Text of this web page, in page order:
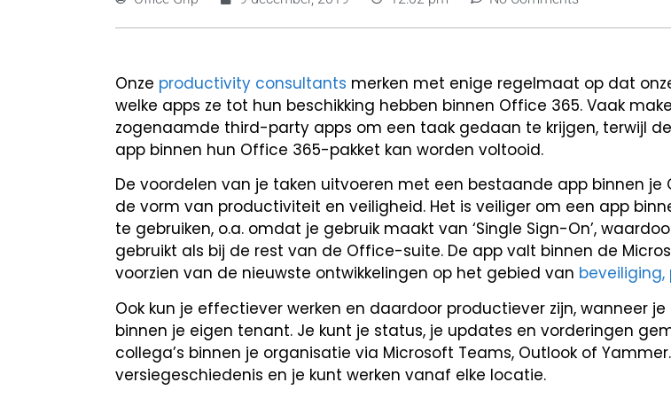
Onze productivity consultants merken met enige regelmaat op dat
welke apps ze tot hun beschikking hebben binnen Office 365. Vaak
zogenaamde third-party apps om een taak gedaan te krijgen, terwijl
app binnen hun Office 365-pakket kan worden voltooid.
De voordelen van je taken uitvoeren met een bestaande app binnen je
de vorm van productiviteit en veiligheid. Het is veiliger om een app
te gebruiken, o.a. omdat je gebruik maakt van ‘Single Sign-On’,
gebruikt als bij de rest van de Office-suite. De app valt binnen de
voorzien van de nieuwste ontwikkelingen op het gebied van
Ook kun je effectiever werken en daardoor productiever zijn, wanneer
binnen je eigen tenant. Je kunt je status, je updates en vorderingen
collega’s binnen je organisatie via Microsoft Teams, Outlook of
versiegeschiedenis en je kunt werken vanaf elke locatie.